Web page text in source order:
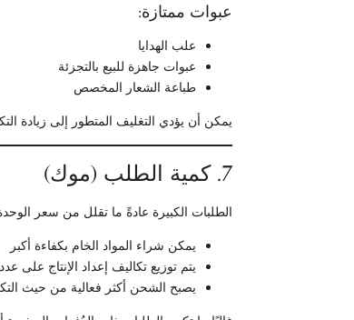
عبوات ممتازة:
علب الهدايا
عبوات جاهزة للبيع بالتجزئة
طباعة الشعار المخصص
يمكن أن يؤدي التغليف المتطور إلى زيادة
7. كمية الطلب (موك)
الطلبات الكبيرة عادةً ما تقلل من سعر الوحدة
يمكن شراء المواد الخام بكفاءة أكبر
يتم توزيع تكاليف إعداد الإنتاج على
يصبح الشحن أكثر فعالية من حيث